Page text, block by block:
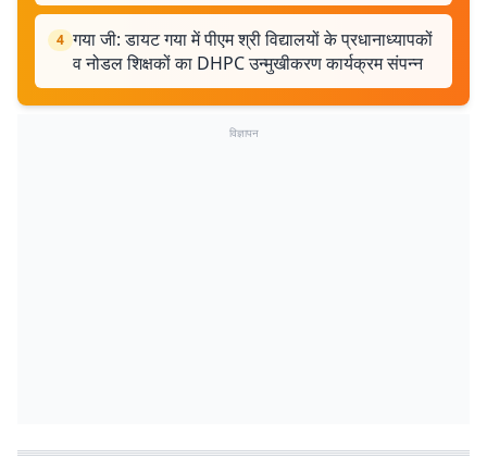
4 गया जी: डायट गया में पीएम श्री विद्यालयों के प्रधानाध्यापकों
व नोडल शिक्षकों का DHPC उन्मुखीकरण कार्यक्रम संपन्न
विज्ञापन